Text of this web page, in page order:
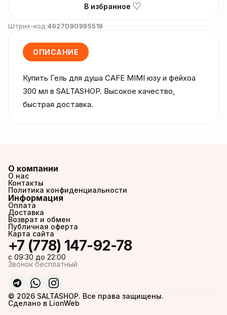
В избранное ♡
Штрих-код:4627090995519
ОПИСАНИЕ
Купить Гель для душа CAFE MIMI юзу и фейхоа
300 мл в SALTASHOP. Высокое качество,
быстрая доставка.
О компании
О нас
Контакты
Политика конфиденциальности
Информация
Оплата
Доставка
Возврат и обмен
Публичная оферта
Карта сайта
+7 (778) 147-92-78
c 09:30 до 22:00
Звонок бесплатный
© 2026 SALTASHOP. Все права защищены.
Сделано в LionWeb